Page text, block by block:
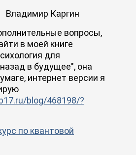
Каргин
вопросы,
в моей книге
для
в будущее", она
интернет версии я
blog/468198/?
по квантовой